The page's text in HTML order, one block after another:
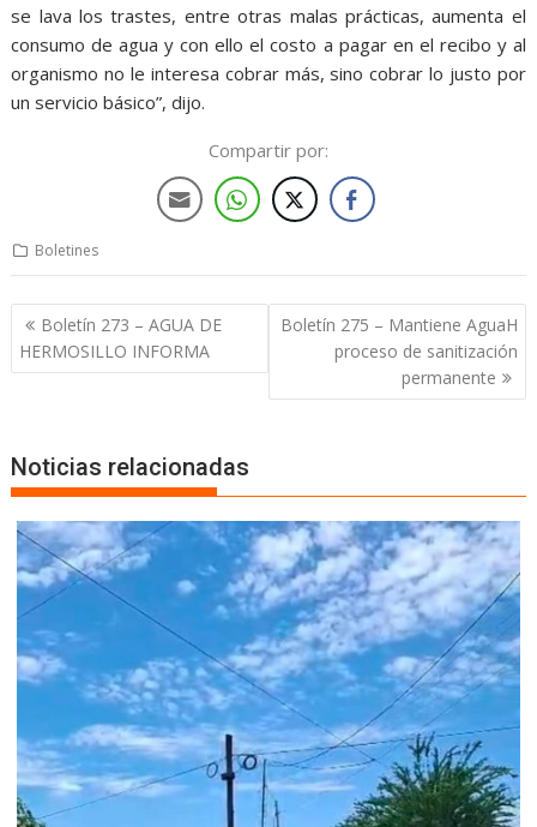
se lava los trastes, entre otras malas prácticas, aumenta el
consumo de agua y con ello el costo a pagar en el recibo y al
organismo no le interesa cobrar más, sino cobrar lo justo por
un servicio básico”, dijo.
Compartir por:
Boletines
Boletín 273 – AGUA DE
HERMOSILLO INFORMA
Boletín 275 – Mantiene AguaH
proceso de sanitización
permanente
Noticias relacionadas